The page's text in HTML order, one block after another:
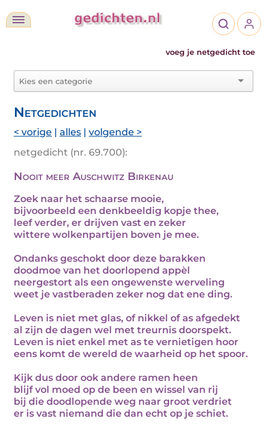
voeg je netgedicht toe
Netgedichten
< vorige | alles | volgende >
netgedicht (nr. 69.700):
Nooit meer Auschwitz Birkenau
Zoek naar het schaarse mooie,
bijvoorbeeld een denkbeeldig kopje thee,
leef verder, er drijven vast en zeker
wittere wolkenpartijen boven je mee.
Ondanks geschokt door deze barakken
doodmoe van het doorlopend appèl
neergestort als een ongewenste werveling
weet je vastberaden zeker nog dat ene ding.
Leven is niet met glas, of nikkel of as afgedekt
al zijn de dagen wel met treurnis doorspekt.
Leven is niet enkel met as te vernietigen hoor
eens komt de wereld de waarheid op het spoor.
Kijk dus door ook andere ramen heen
blijf vol moed op de been en wissel van rij
bij die doodlopende weg naar groot verdriet
er is vast niemand die dan echt op je schiet.